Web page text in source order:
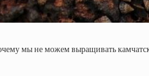
мы не можем выращивать